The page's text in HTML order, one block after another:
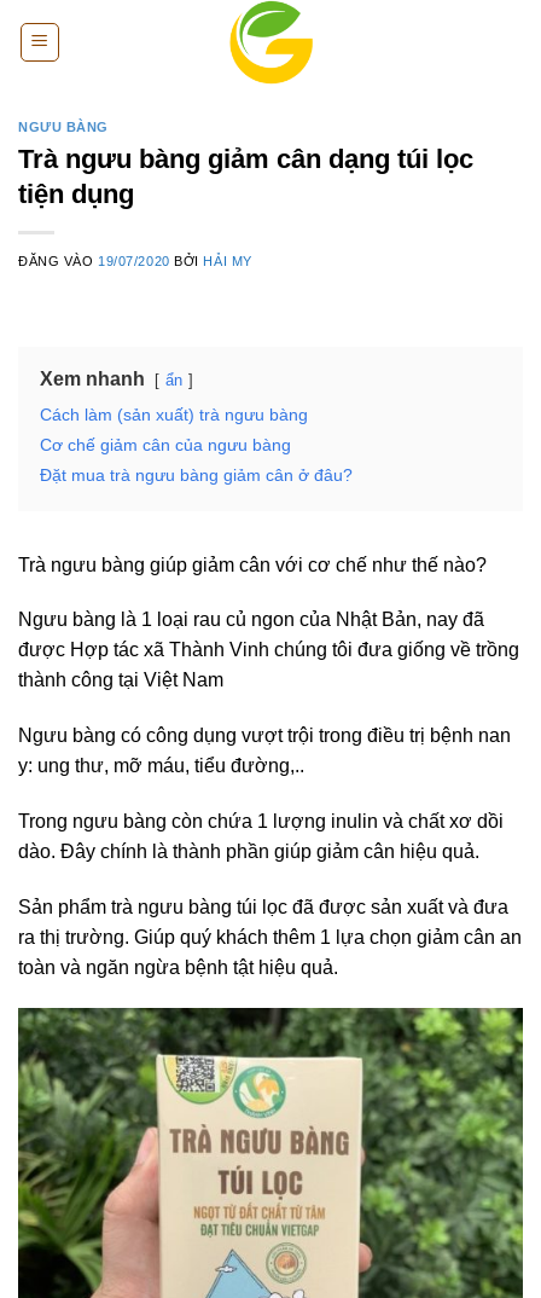
NGƯU BÀNG
Trà ngưu bàng giảm cân dạng túi lọc
tiện dụng
ĐĂNG VÀO 19/07/2020 BỞI HẢI MY
Xem nhanh ẩn
Cách làm (sản xuất) trà ngưu bàng
Cơ chế giảm cân của ngưu bàng
Đặt mua trà ngưu bàng giảm cân ở đâu?
Trà ngưu bàng giúp giảm cân với cơ chế như thế nào?
Ngưu bàng là 1 loại rau củ ngon của Nhật Bản, nay đã
được Hợp tác xã Thành Vinh chúng tôi đưa giống về trồng
thành công tại Việt Nam
Ngưu bàng có công dụng vượt trội trong điều trị bệnh nan
y: ung thư, mỡ máu, tiểu đường,..
Trong ngưu bàng còn chứa 1 lượng inulin và chất xơ dồi
dào. Đây chính là thành phần giúp giảm cân hiệu quả.
Sản phẩm trà ngưu bàng túi lọc đã được sản xuất và đưa
ra thị trường. Giúp quý khách thêm 1 lựa chọn giảm cân an
toàn và ngăn ngừa bệnh tật hiệu quả.